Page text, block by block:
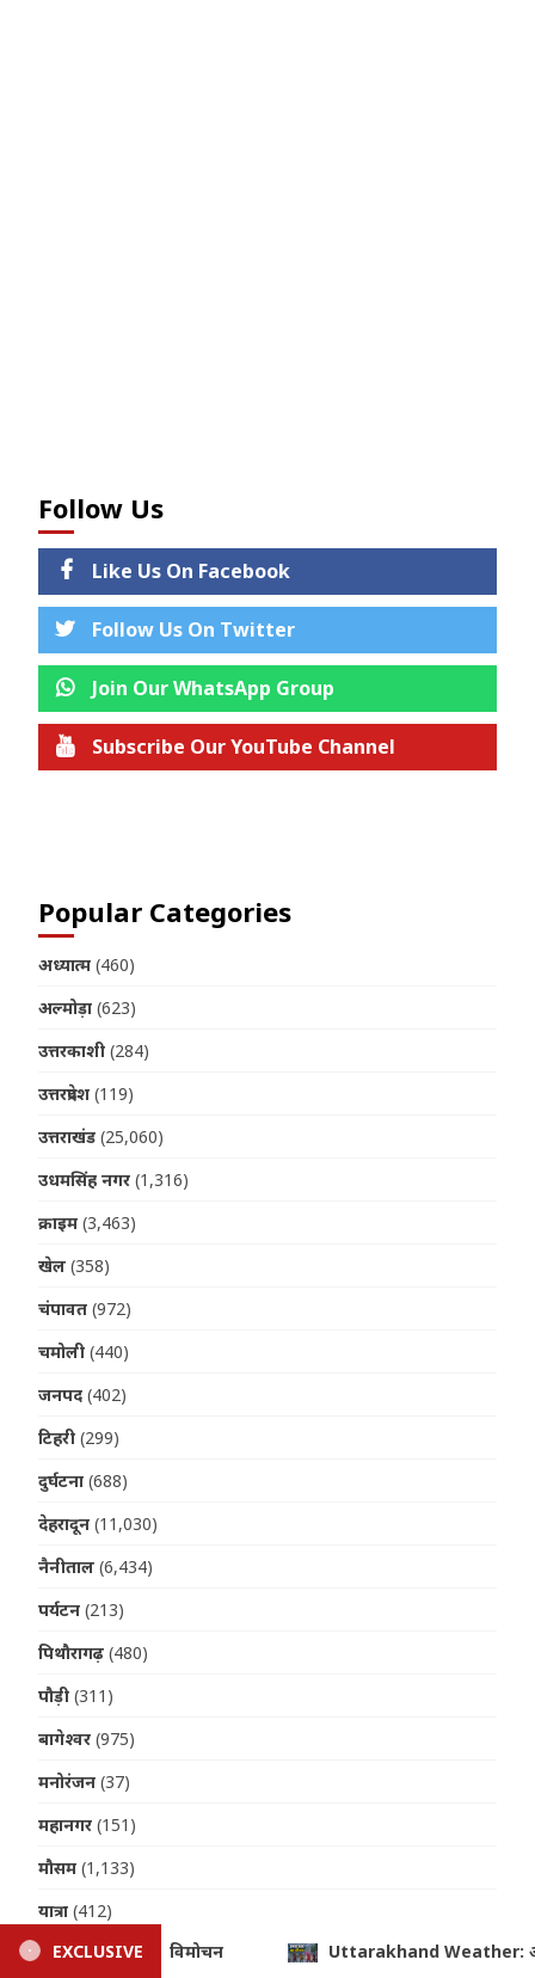
Follow Us
Like Us On Facebook
Follow Us On Twitter
Join Our WhatsApp Group
Subscribe Our YouTube Channel
Popular Categories
अध्यात्म (460)
अल्मोड़ा (623)
उत्तरकाशी (284)
उत्तरप्रदेश (119)
उत्तराखंड (25,060)
उधमसिंह नगर (1,316)
क्राइम (3,463)
खेल (358)
चंपावत (972)
चमोली (440)
जनपद (402)
टिहरी (299)
दुर्घटना (688)
देहरादून (11,030)
नैनीताल (6,434)
पर्यटन (213)
पिथौरागढ़ (480)
पौड़ी (311)
बागेश्वर (975)
मनोरंजन (37)
महानगर (151)
मौसम (1,133)
यात्रा (412)
राजनीति(409)
EXCLUSIVE
आज कई जिलों में भारी बारिश का ऑरेंज-येलो अलर्ट, 14 अगस्त